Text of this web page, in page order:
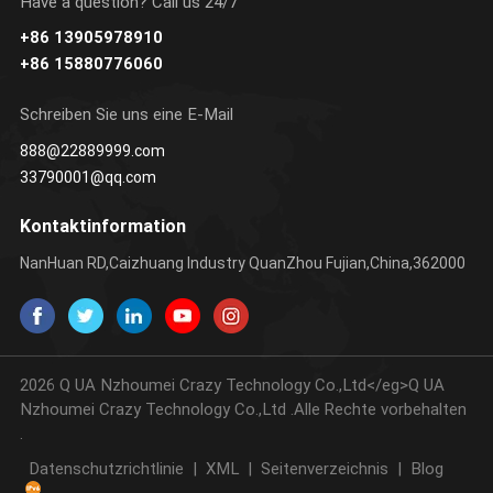
ERFAHREN SIE
+86 13905978910
+86 15880776060
Schreiben Sie uns eine E-Mail
888@22889999.com
33790001@qq.com
Kontaktinformation
NanHuan RD,Caizhuang Industry QuanZhou Fujian,China,362000
2026 Q UA Nzhoumei Crazy Technology Co.,Ltd</eg>Q UA
Nzhoumei Crazy Technology Co.,Ltd .Alle Rechte vorbehalten
Datenschutzrichtlinie | XML | Seitenverzeichnis | Blog